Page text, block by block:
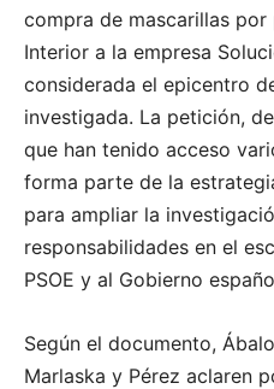
compra de mascarillas
Interior a la empresa
considerada el epicentro
investigada. La petición,
que han tenido acceso
forma parte de la
para ampliar la
responsabilidades en el
PSOE y al Gobierno
Según el documento,
Marlaska y Pérez aclaren